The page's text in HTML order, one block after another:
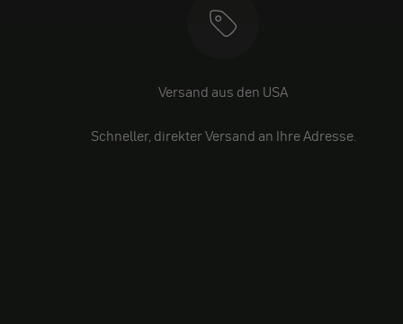
Versand aus den USA
Schneller, direkter Versand an Ihre Adresse.